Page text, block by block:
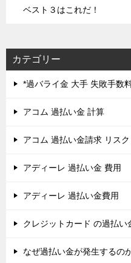
ベスト３はこれだ！
カテゴリー
*過バライ金 大手 失敗手数
アコム 過払い金 計算
アコム 過払い金請求 リスク
アディーレ 過払い金 費用
アディーレ 過払い金費用
クレジットカード の過払い
なぜ過払い金が発生するの